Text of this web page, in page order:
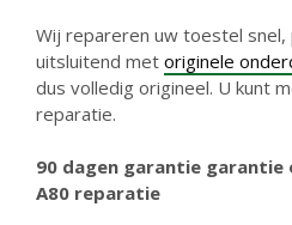
Wij repareren uw toestel snel,
uitsluitend met originele
dus volledig origineel. U kunt
reparatie.
90 dagen garantie garantie
A80 reparatie